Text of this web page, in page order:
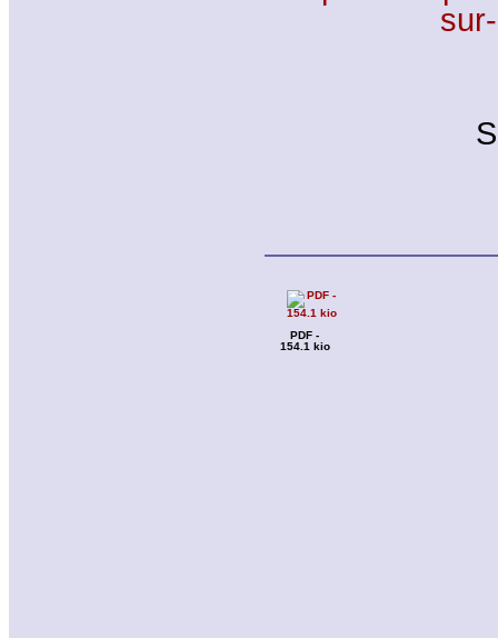
PDF -
154.1 kio